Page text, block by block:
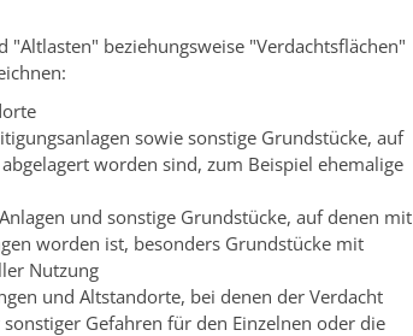
beziehungsweise "Verdachtsflächen"
sowie sonstige Grundstücke, auf
worden sind, zum Beispiel ehemalige
und sonstige Grundstücke, auf denen mit
worden ist, besonders Grundstücke mit
Nutzung
und Altstandorte, bei denen der Verdacht
Gefahren für den Einzelnen oder die